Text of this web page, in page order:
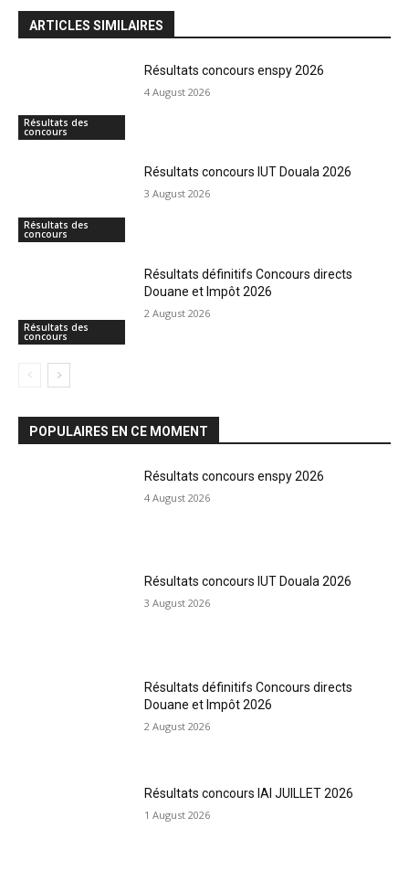
ARTICLES SIMILAIRES
Résultats des
concours
Résultats concours enspy 2026
4 August 2026
Résultats des
concours
Résultats concours IUT Douala 2026
3 August 2026
Résultats des
concours
Résultats définitifs Concours directs
Douane et Impôt 2026
2 August 2026
POPULAIRES EN CE MOMENT
Résultats concours enspy 2026
4 August 2026
Résultats concours IUT Douala 2026
3 August 2026
Résultats définitifs Concours directs
Douane et Impôt 2026
2 August 2026
Résultats concours IAI JUILLET 2026
1 August 2026